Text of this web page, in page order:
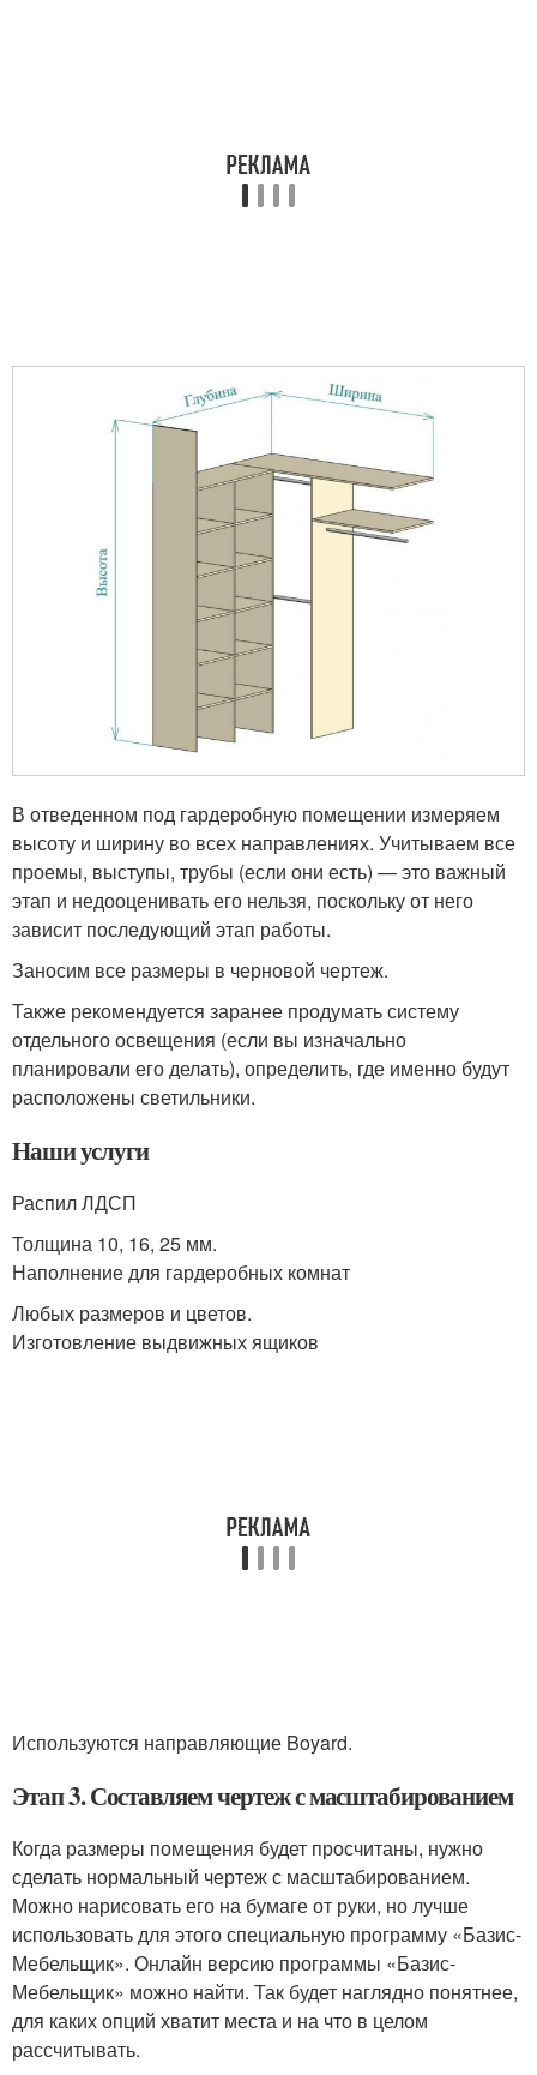
В отведенном под гардеробную помещении измеряем
высоту и ширину во всех направлениях. Учитываем все
проемы, выступы, трубы (если они есть) — это важный
этап и недооценивать его нельзя, поскольку от него
зависит последующий этап работы.
Заносим все размеры в черновой чертеж.
Также рекомендуется заранее продумать систему
отдельного освещения (если вы изначально
планировали его делать), определить, где именно будут
расположены светильники.
Наши услуги
Распил ЛДСП
Толщина 10, 16, 25 мм.
Наполнение для гардеробных комнат
Любых размеров и цветов.
Изготовление выдвижных ящиков
Используются направляющие Boyard.
Этап 3. Составляем чертеж с масштабированием
Когда размеры помещения будет просчитаны, нужно
сделать нормальный чертеж с масштабированием.
Можно нарисовать его на бумаге от руки, но лучше
использовать для этого специальную программу «Базис-
Мебельщик». Онлайн версию программы «Базис-
Мебельщик» можно найти. Так будет наглядно понятнее,
для каких опций хватит места и на что в целом
рассчитывать.